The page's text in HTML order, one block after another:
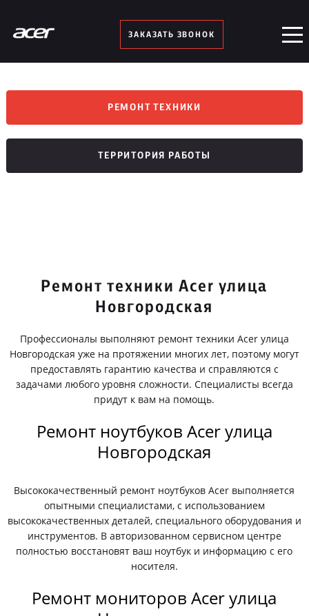
ЗАКАЗАТЬ ЗВОНОК
РЕМОНТ ТЕХНИКИ
ТЕРРИТОРИЯ РАБОТЫ
Ремонт техники Acer улица
Новгородская
Профессионалы выполняют ремонт техники Acer улица
Новгородская уже на протяжении многих лет, поэтому могут
предоставлять гарантию качества и справляются с
задачами любого уровня сложности. Специалисты всегда
придут к вам на помощь.
Ремонт ноутбуков Acer улица
Новгородская
Высококачественный ремонт ноутбуков Acer выполняется
опытными специалистами, с использованием
высококачественных деталей, специального оборудования и
инструментов. В авторизованном сервисном центре
полностью восстановят ваш ноутбук и информацию с его
носителя.
Ремонт мониторов Acer улица